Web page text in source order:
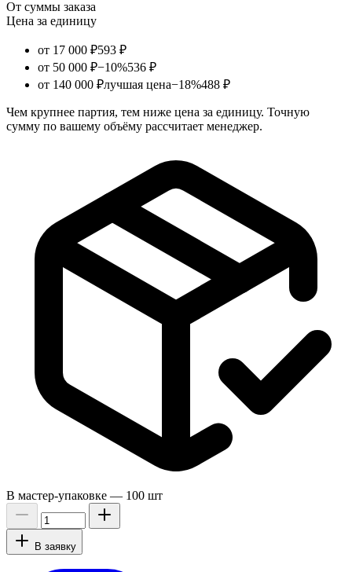
От суммы заказа
Цена за единицу
от 17 000 ₽593 ₽
от 50 000 ₽−10%536 ₽
от 140 000 ₽лучшая цена−18%488 ₽
Чем крупнее партия, тем ниже цена за единицу. Точную
сумму по вашему объёму рассчитает менеджер.
В мастер-упаковке — 100 шт
В заявку